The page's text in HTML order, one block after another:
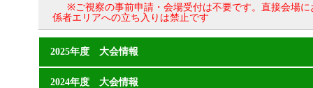
※ご視察の事前申請・会場受付は不要です。直接会場
係者エリアへの立ち入りは禁止です
2025年度 大会情報
2024年度 大会情報